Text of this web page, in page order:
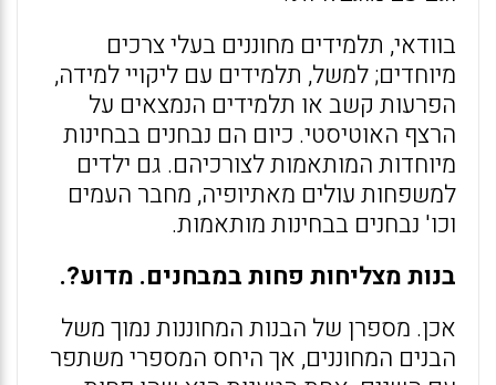
בוודאי, תלמידים מחוננים בעלי צרכים
מיוחדים; למשל, תלמידים עם ליקויי למידה,
הפרעות קשב או תלמידים הנמצאים על
הרצף האוטיסטי. כיום הם נבחנים בבחינות
מיוחדות המותאמות לצורכיהם. גם ילדים
למשפחות עולים מאתיופיה, מחבר העמים
וכו' נבחנים בבחינות מותאמות.
בנות מצליחות פחות במבחנים. מדוע?.
אכן. מספרן של הבנות המחוננות נמוך משל
הבנים המחוננים, אך היחס המספרי משתפר